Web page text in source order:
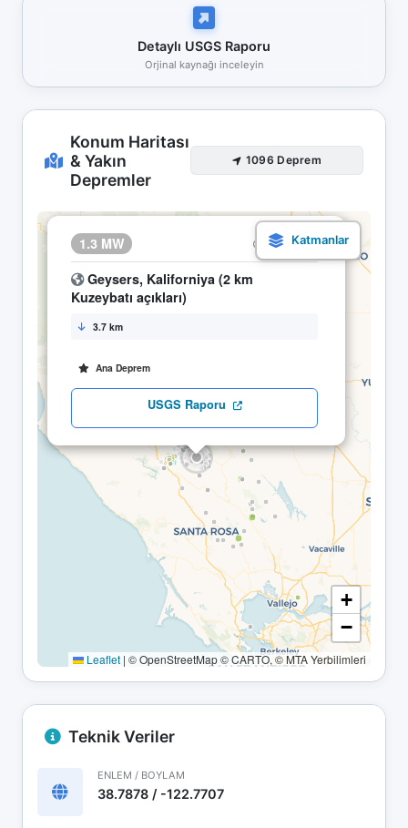
Detaylı USGS Raporu
Orjinal kaynağı inceleyin
Konum Haritası
& Yakın
Depremler
1096 Deprem
1.3 MW 29.04 02:57
Geysers, Kaliforniya (2 km
Kuzeybatı açıkları)
3.7 km
Ana Deprem
USGS Raporu
×
+
−
Leaflet | © OpenStreetMap © CARTO, © MTA Yerbilimleri
Teknik Veriler
ENLEM / BOYLAM
38.7878 / -122.7707